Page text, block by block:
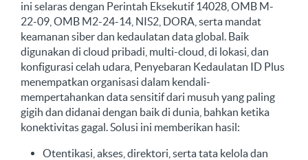
ini selaras dengan Perintah Eksekutif 14028, OMB M-
22-09, OMB M2-24-14, NIS2, DORA, serta mandat
keamanan siber dan kedaulatan data global. Baik
digunakan di cloud pribadi, multi-cloud, di lokasi, dan
konfigurasi celah udara, Penyebaran Kedaulatan ID Plus
menempatkan organisasi dalam kendali-
mempertahankan data sensitif dari musuh yang paling
gigih dan didanai dengan baik di dunia, bahkan ketika
konektivitas gagal. Solusi ini memberikan hasil:
Otentikasi, akses, direktori, serta tata kelola dan